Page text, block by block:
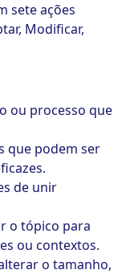
sete ações
Modificar,
ou processo que
que podem ser
de unir
o tópico para
ou contextos.
o tamanho,